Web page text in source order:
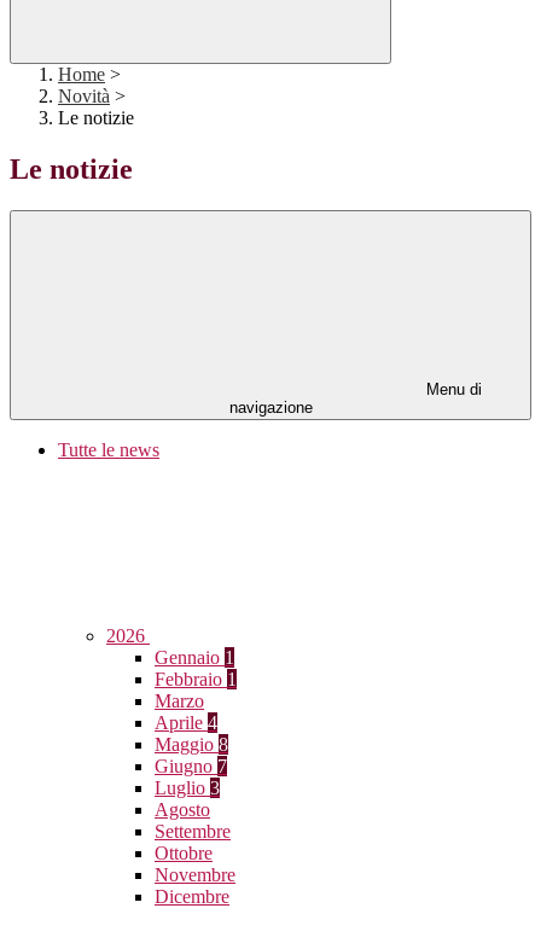
Home >
Novità >
Le notizie
Le notizie
Menu di
navigazione
Tutte le news
2026
Gennaio 1
Febbraio 1
Marzo
Aprile 4
Maggio 8
Giugno 7
Luglio 3
Agosto
Settembre
Ottobre
Novembre
Dicembre